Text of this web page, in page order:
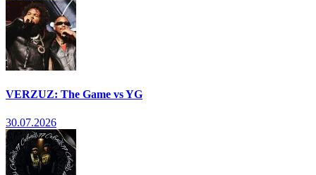
VERZUZ: The Game vs YG
30.07.2026